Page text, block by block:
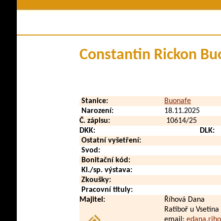
Kontakty
Klubové zpravodajeZdraví
Constantin Rickon
Stanice: Buonafe
Narození:
18.11.2025
Č. zápisu:
10614/25
DKK:
DLK:
Ostatní vyšetření:
Svod:
Bonitační kód:
Kl./sp. výstava:
Zkoušky:
Pracovní tituly:
Majitel:
Říhová Dana
Ratiboř u Vsetína
email: